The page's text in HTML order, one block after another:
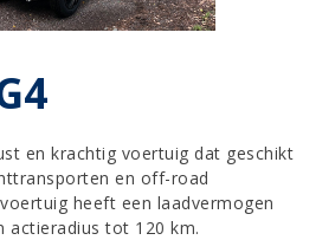
en krachtig voertuig dat geschikt
en off-road
heeft een laadvermogen
actieradius tot 120 km.